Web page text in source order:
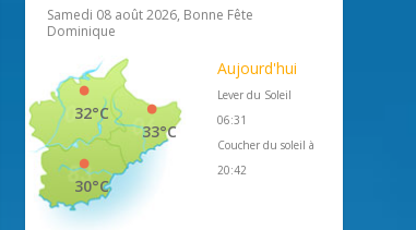
Samedi 08 août 2026, Bonne Fête
Dominique
33°C
32°C
30°C
Aujourd'hui
Lever du Soleil
06:31
Coucher du soleil à
20:42